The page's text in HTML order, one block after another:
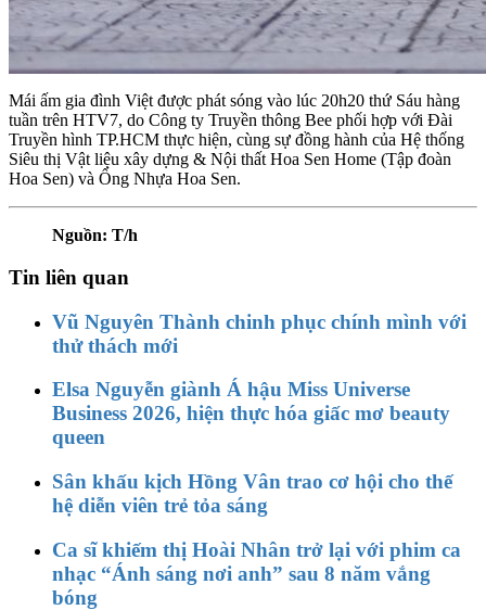
Mái ấm gia đình Việt được phát sóng vào lúc 20h20 thứ Sáu hàng
tuần trên HTV7, do Công ty Truyền thông Bee phối hợp với Đài
Truyền hình TP.HCM thực hiện, cùng sự đồng hành của Hệ thống
Siêu thị Vật liệu xây dựng & Nội thất Hoa Sen Home (Tập đoàn
Hoa Sen) và Ống Nhựa Hoa Sen.
Nguồn: T/h
Tin liên quan
Vũ Nguyên Thành chinh phục chính mình với
thử thách mới
Elsa Nguyễn giành Á hậu Miss Universe
Business 2026, hiện thực hóa giấc mơ beauty
queen
Sân khấu kịch Hồng Vân trao cơ hội cho thế
hệ diễn viên trẻ tỏa sáng
Ca sĩ khiếm thị Hoài Nhân trở lại với phim ca
nhạc “Ánh sáng nơi anh” sau 8 năm vắng
bóng